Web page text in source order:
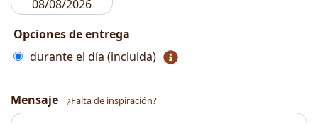
Opciones de entrega
durante el día (incluida)
Mensaje ¿Falta de inspiración?